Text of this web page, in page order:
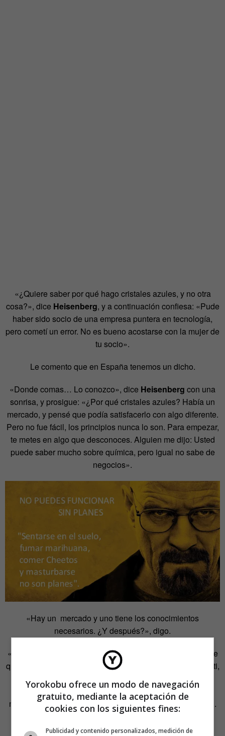
«¿Quiere saber por qué hago cristales azules, y no otra
cosa?», dice Heisenberg, y a continuación confiesa: «Pude
haber sido socio de una empresa puntera en tecnología,
pero cometí un error. No es bueno acostarse con la mujer de
tu socio».
Le comento que en España tenemos un dicho.
«Donde comas… Lo conozco», dice Heisenberg con una
sonrisa, y prosigue: «¿Por qué cristales azules? Había un
mercado, y pensé que podía satisfacerlo con algo diferente.
Pero no fue fácil, los principios nunca lo son. Para empezar,
te metes en algo que desconoces. Alguien me dijo: Usted
puede saber mucho sobre química, pero igual no sabe de
negocios».
«Hay un mercado y uno tiene los conocimientos
necesarios. ¿Y después?», digo.
«Planes. Necesitas planes», dice
. «Hay gente
que necesita lo que haces, pero si no pueden llegar hasta ti,
tendrás que llegar hasta ellos. Eso significa darlo todo: el
tiempo y las energías. Sentarse en el suelo, fumar
marihuana, comer Cheetos y masturbarse no son planes».
Yorokobu ofrece un modo de navegación
gratuito, mediante la aceptación de
cookies con los siguientes fines:
Publicidad y contenido personalizados, medición de